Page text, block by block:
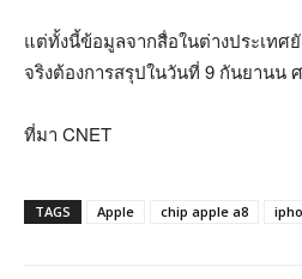
แต่ทั้งนี้ข้อมูลจากสื่อในต่างประเทศ
จริงต้องการสรุปในวันที่ 9 กันยานน
ที่มา CNET
TAGS Apple chip apple a8